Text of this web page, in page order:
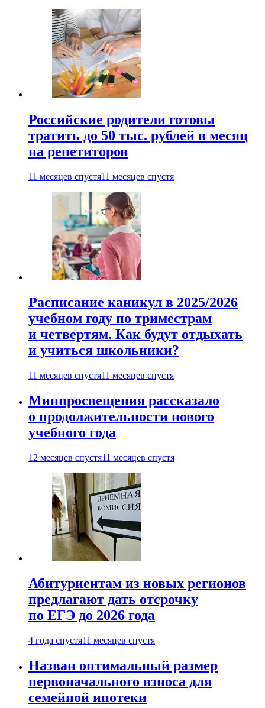
Российские родители готовы
тратить до 50 тыс. рублей в месяц
на репетиторов
11 месяцев спустя11 месяцев спустя
Расписание каникул в 2025/2026
учебном году по триместрам
и четвертям. Как будут отдыхать
и учиться школьники?
11 месяцев спустя11 месяцев спустя
Минпросвещения рассказало
о продолжительности нового
учебного года
12 месяцев спустя11 месяцев спустя
Абитуриентам из новых регионов
предлагают дать отсрочку
по ЕГЭ до 2026 года
4 года спустя11 месяцев спустя
Назван оптимальный размер
первоначального взноса для
семейной ипотеки